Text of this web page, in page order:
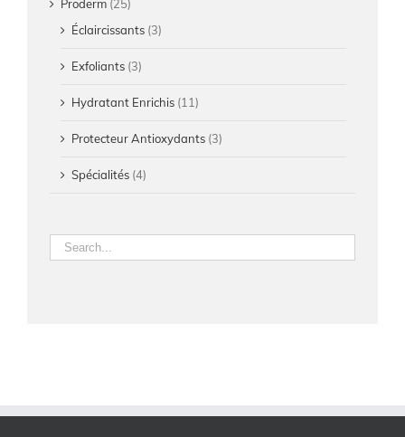
Proderm (25)
Éclaircissants (3)
Exfoliants (3)
Hydratant Enrichis (11)
Protecteur Antioxydants (3)
Spécialités (4)